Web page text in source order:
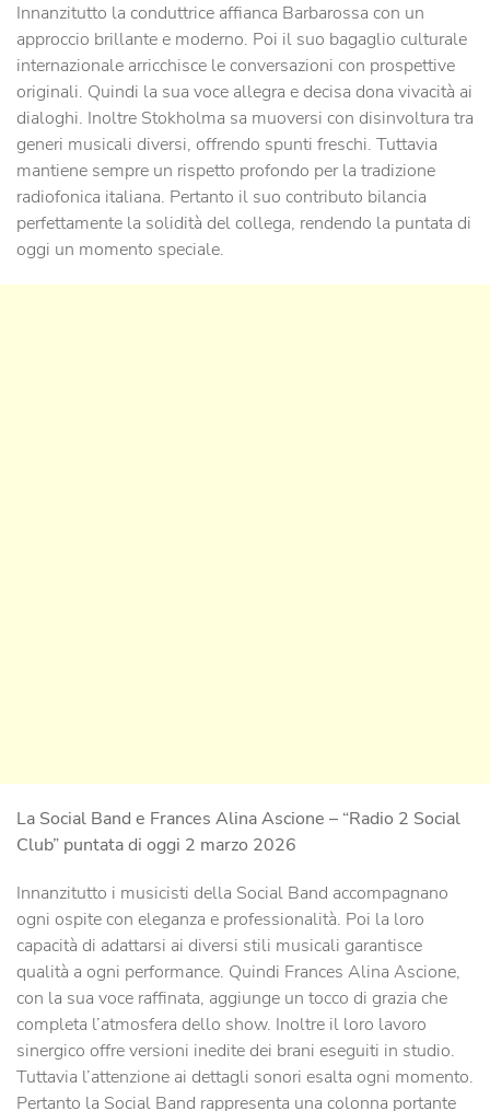
Innanzitutto la conduttrice affianca Barbarossa con un
approccio brillante e moderno. Poi il suo bagaglio culturale
internazionale arricchisce le conversazioni con prospettive
originali. Quindi la sua voce allegra e decisa dona vivacità ai
dialoghi. Inoltre Stokholma sa muoversi con disinvoltura tra
generi musicali diversi, offrendo spunti freschi. Tuttavia
mantiene sempre un rispetto profondo per la tradizione
radiofonica italiana. Pertanto il suo contributo bilancia
perfettamente la solidità del collega, rendendo la puntata di
oggi un momento speciale.
La Social Band e Frances Alina Ascione – “Radio 2 Social
Club” puntata di oggi 2 marzo 2026
Innanzitutto i musicisti della Social Band accompagnano
ogni ospite con eleganza e professionalità. Poi la loro
capacità di adattarsi ai diversi stili musicali garantisce
qualità a ogni performance. Quindi Frances Alina Ascione,
con la sua voce raffinata, aggiunge un tocco di grazia che
completa l’atmosfera dello show. Inoltre il loro lavoro
sinergico offre versioni inedite dei brani eseguiti in studio.
Tuttavia l’attenzione ai dettagli sonori esalta ogni momento.
Pertanto la Social Band rappresenta una colonna portante